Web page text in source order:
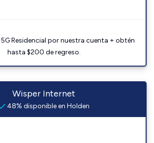
Residencial por nuestra cuenta + obtén
hasta $200 de regreso.
Wisper Internet
48% disponible en Holden